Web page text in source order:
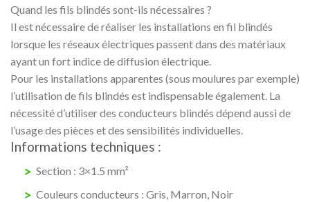
Quand les fils blindés sont-ils nécessaires ?
Il est nécessaire de réaliser les installations en fil blindés
lorsque les réseaux électriques passent dans des matériaux
ayant un fort indice de diffusion électrique.
Pour les installations apparentes (sous moulures par exemple)
l’utilisation de fils blindés est indispensable également. La
nécessité d’utiliser des conducteurs blindés dépend aussi de
l’usage des pièces et des sensibilités individuelles.
Informations techniques :
Section : 3×1.5 mm²
Couleurs conducteurs : Gris, Marron, Noir